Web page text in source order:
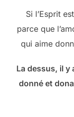
Si l’Esprit
parce que
qui aime
La dessus, il y
donné et